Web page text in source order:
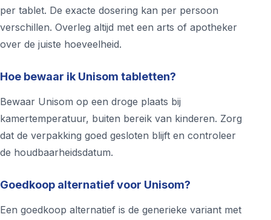
per tablet. De exacte dosering kan per persoon
verschillen. Overleg altijd met een arts of apotheker
over de juiste hoeveelheid.
Hoe bewaar ik Unisom tabletten?
Bewaar Unisom op een droge plaats bij
kamertemperatuur, buiten bereik van kinderen. Zorg
dat de verpakking goed gesloten blijft en controleer
de houdbaarheidsdatum.
Goedkoop alternatief voor Unisom?
Een goedkoop alternatief is de generieke variant met